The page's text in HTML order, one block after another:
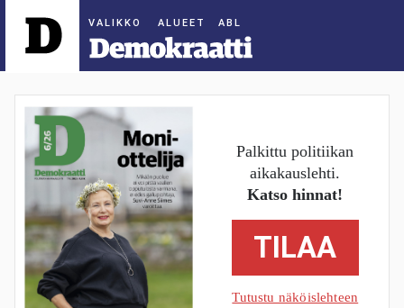
ALUEET
Palkittu politiikan
aikakauslehti.
Katso hinnat!
TILAA
Tutustu näköislehteen